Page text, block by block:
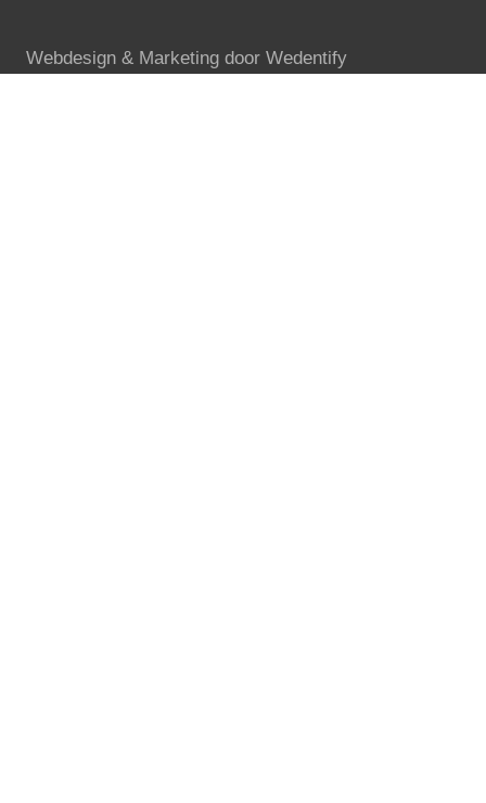
Webdesign & Marketing door Wedentify